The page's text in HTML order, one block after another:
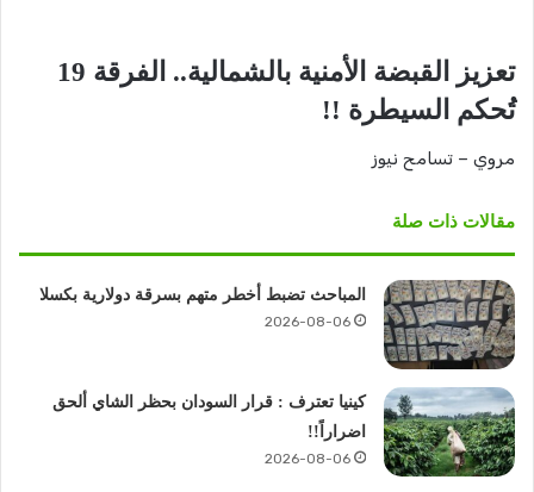
تعزيز القبضة الأمنية بالشمالية.. الفرقة 19
تُحكم السيطرة !!
مروي – تسامح نيوز
مقالات ذات صلة
المباحث تضبط أخطر متهم بسرقة دولارية بكسلا
2026-08-06
كينيا تعترف : قرار السودان بحظر الشاي ألحق
اضراراً!!
2026-08-06